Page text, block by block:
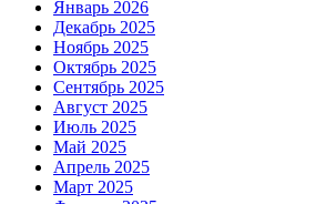
Январь 2026
Декабрь 2025
Ноябрь 2025
Октябрь 2025
Сентябрь 2025
Август 2025
Июль 2025
Май 2025
Апрель 2025
Март 2025